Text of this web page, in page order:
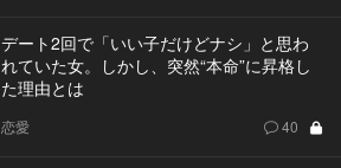
デート2回で「いい子だけどナシ」と思わ
れていた女。しかし、突然“本命”に昇格し
た理由とは
恋愛 40